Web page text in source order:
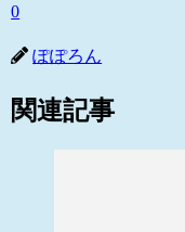
0
ぽぽろん
関連記事